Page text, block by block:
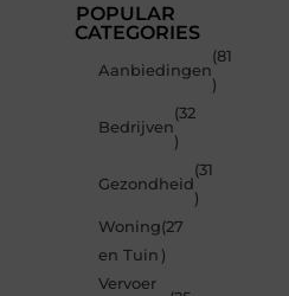
POPULAR
CATEGORIES
Aanbiedingen
(81
)
Bedrijven
(32
)
Gezondheid
(31
)
Woning
en Tuin
(27
)
Vervoer